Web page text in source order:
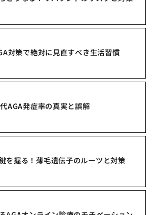
対策で絶対に見直すべき生活習慣
AGA発症率の真実と誤解
を握る！薄毛遺伝子のルーツと対策